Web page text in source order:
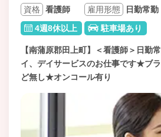
資格 看護師 雇用形態
日勤常勤
4週8休以上
駐車場あり
【南蒲原郡田上町】＜看護師＞日勤
イ、デイサービスのお仕事です★ブ
ど無し★オンコール有り